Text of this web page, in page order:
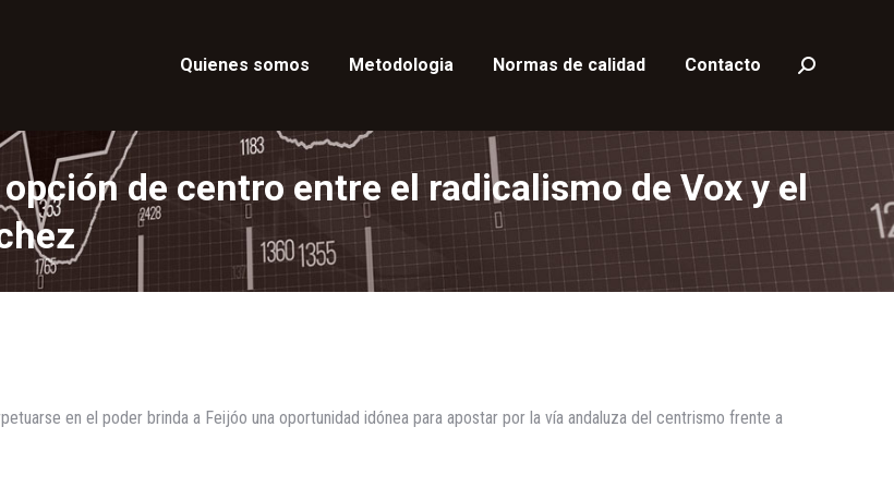
Quienes somos Metodologia Normas de calidad Contacto Buscar:
de centro entre el radicalismo de Vox y el
en el poder brinda a Feijóo una oportunidad idónea para apostar por la vía andaluza del centrismo frente a